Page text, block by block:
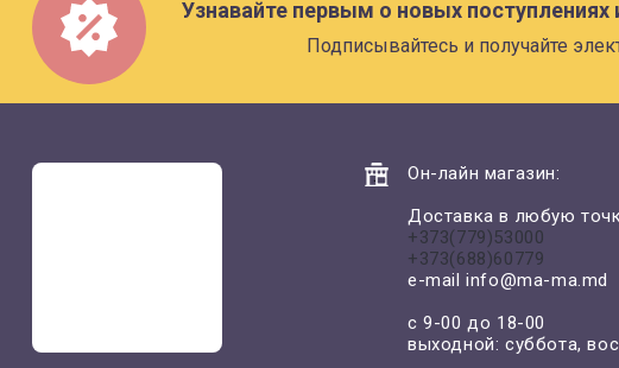
Узнавайте первым о новых
Подписывайтесь и получайте
Он-лайн магазин:
Доставка в любую
+373(779)53000
+373(688)60779
e-mailinfo@ma-ma.md
с 9-00 до 18-00
выходной: суббота,